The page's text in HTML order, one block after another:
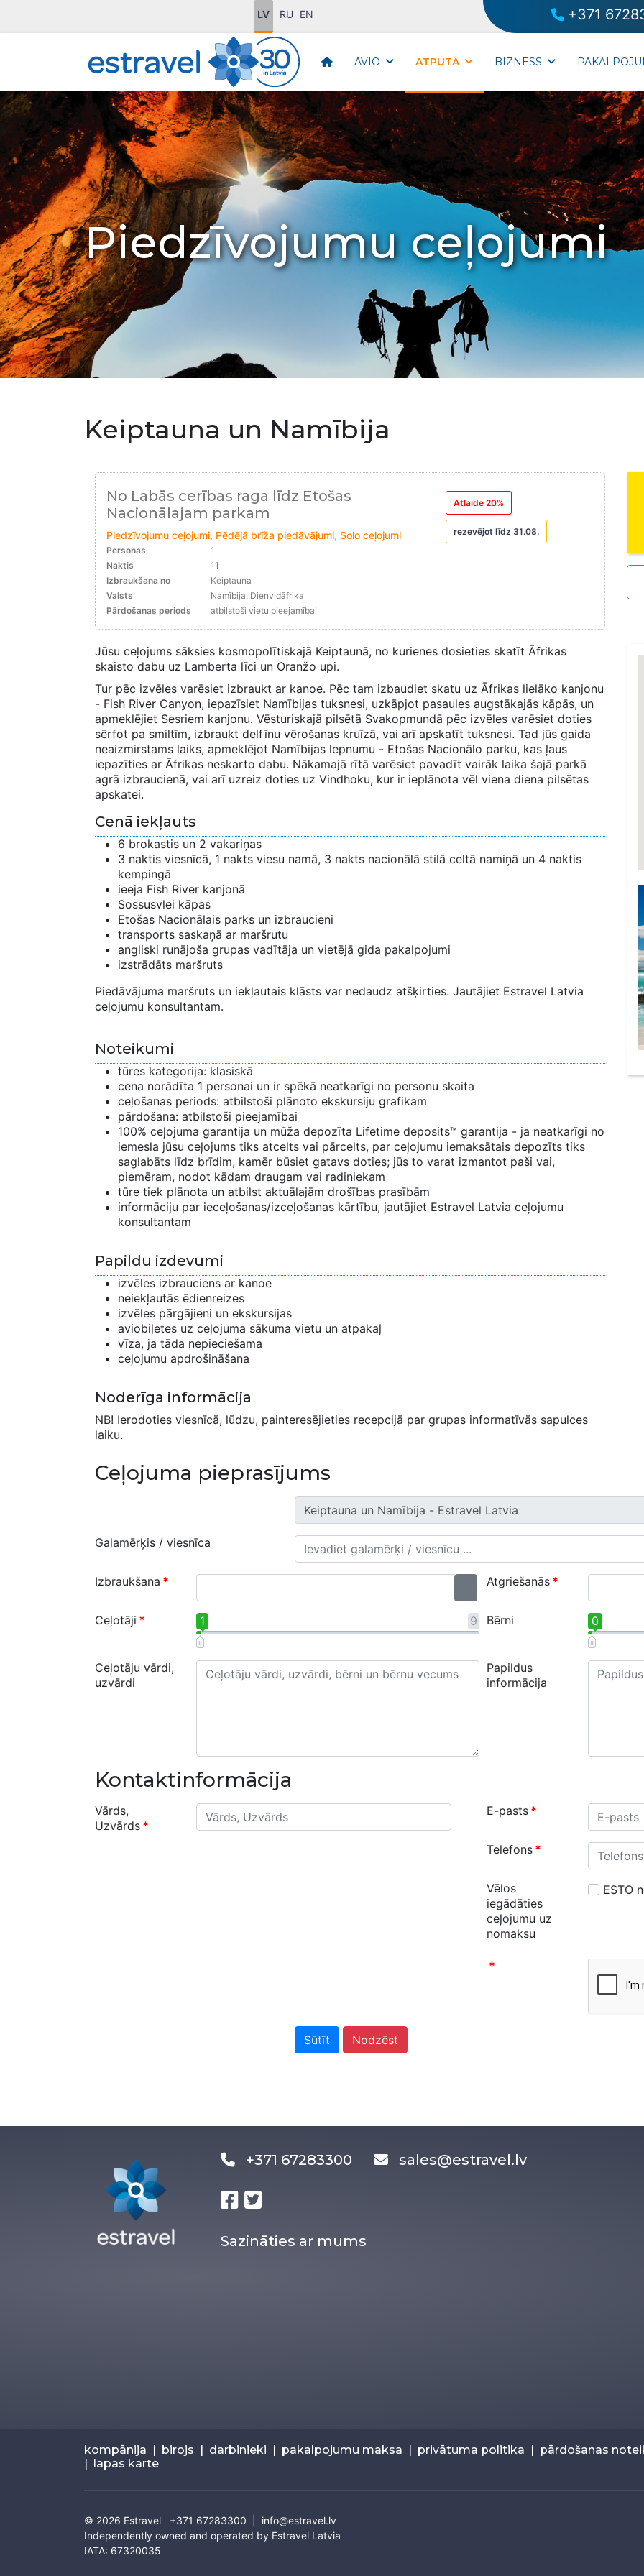
LV RU EN +371
AVIO ATPŪTA BIZNESS
Piedzīvojumu ceļojumi
Keiptauna un Namībija
No Labās cerības raga līdz Etošas
Nacionālajam parkam
Piedzīvojumu ceļojumi, Pēdējā brīža piedāvājumi, Solo ceļojumi
Personas
1
Naktis
11
Izbraukšana no
Keiptauna
Valsts
Namībija, Dienvidāfrika
Pārdošanas periods
atbilstoši vietu pieejamībai
Atlaide 20%
rezevējot līdz 31.08.
Jūsu ceļojums sāksies kosmopolītiskajā Keiptaunā, no kurienes dosieties skatīt Āfrikas
skaisto dabu uz Lamberta līci un Oranžo upi.
Tur pēc izvēles varēsiet izbraukt ar kanoe. Pēc tam izbaudiet skatu uz Āfrikas lielāko kanjonu
- Fish River Canyon, iepazīsiet Namībijas tuksnesi, uzkāpjot pasaules augstākajās kāpās, un
apmeklējiet Sesriem kanjonu. Vēsturiskajā pilsētā Svakopmundā pēc izvēles varēsiet doties
sērfot pa smiltīm, izbraukt delfīnu vērošanas kruīzā, vai arī apskatīt tuksnesi. Tad jūs gaida
neaizmirstams laiks, apmeklējot Namībijas lepnumu - Etošas Nacionālo parku, kas ļaus
iepazīties ar Āfrikas neskarto dabu. Nākamajā rītā varēsiet pavadīt vairāk laika šajā parkā
agrā izbraucienā, vai arī uzreiz doties uz Vindhoku, kur ir ieplānota vēl viena diena pilsētas
apskatei.
Cenā iekļauts
6 brokastis un 2 vakariņas
3 naktis viesnīcā, 1 nakts viesu namā, 3 nakts nacionālā stilā celtā namiņā un 4 naktis
kempingā
ieeja Fish River kanjonā
Sossusvlei kāpas
Etošas Nacionālais parks un izbraucieni
transports saskaņā ar maršrutu
angliski runājoša grupas vadītāja un vietējā gida pakalpojumi
izstrādāts maršruts
Piedāvājuma maršruts un iekļautais klāsts var nedaudz atšķirties. Jautājiet Estravel Latvia
ceļojumu konsultantam.
Noteikumi
tūres kategorija: klasiskā
cena norādīta 1 personai un ir spēkā neatkarīgi no personu skaita
ceļošanas periods: atbilstoši plānoto ekskursiju grafikam
pārdošana: atbilstoši pieejamībai
100% ceļojuma garantija un mūža depozīta Lifetime deposits™ garantija - ja neatkarīgi no
iemesla jūsu ceļojums tiks atcelts vai pārcelts, par ceļojumu iemaksātais depozīts tiks
saglabāts līdz brīdim, kamēr būsiet gatavs doties; jūs to varat izmantot paši vai,
piemēram, nodot kādam draugam vai radiniekam
tūre tiek plānota un atbilst aktuālajām drošības prasībām
informāciju par ieceļošanas/izceļošanas kārtību, jautājiet Estravel Latvia ceļojumu
konsultantam
Papildu izdevumi
izvēles izbrauciens ar kanoe
neiekļautās ēdienreizes
izvēles pārgājieni un ekskursijas
aviobiļetes uz ceļojuma sākuma vietu un atpakaļ
vīza, ja tāda nepieciešama
ceļojumu apdrošināšana
Noderīga informācija
NB! Ierodoties viesnīcā, lūdzu, painteresējieties recepcijā par grupas informatīvās sapulces
laiku.
Ceļojuma pieprasījums
Galamērķis / viesnīca
Izbraukšana * ... Atgriešanās *
Ceļotāji * 9
1 Bērni 0
Ceļotāju vārdi,
uzvārdi
Papildus
informācija
Kontaktinformācija
Vārds,
Uzvārds *
E-pasts *
Telefons *
Vēlos
iegādāties
ceļojumu uz
nomaksu
ESTO
*
Sūtīt Nodzēst
+371 67283300 sales@estravel.lv
Sazināties ar mums
kompānija | birojs | darbinieki | pakalpojumu maksa | privātuma politika | pārdošanas
| lapas karte
© 2026 Estravel +371 67283300 | info@estravel.lv
Independently owned and operated by Estravel Latvia
IATA: 67320035